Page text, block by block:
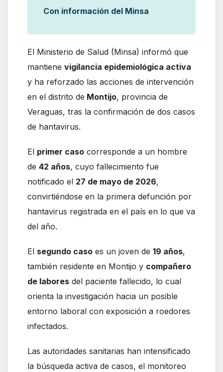
Con información del Minsa
El Ministerio de Salud (Minsa) informó que
mantiene vigilancia epidemiológica activa
y ha reforzado las acciones de intervención
en el distrito de Montijo, provincia de
Veraguas, tras la confirmación de dos casos
de hantavirus.
El primer caso corresponde a un hombre
de 42 años, cuyo fallecimiento fue
notificado el 27 de mayo de 2026,
convirtiéndose en la primera defunción por
hantavirus registrada en el país en lo que va
del año.
El segundo caso es un joven de 19 años,
también residente en Montijo y compañero
de labores del paciente fallecido, lo cual
orienta la investigación hacia un posible
entorno laboral con exposición a roedores
infectados.
Las autoridades sanitarias han intensificado
la búsqueda activa de casos, el monitoreo